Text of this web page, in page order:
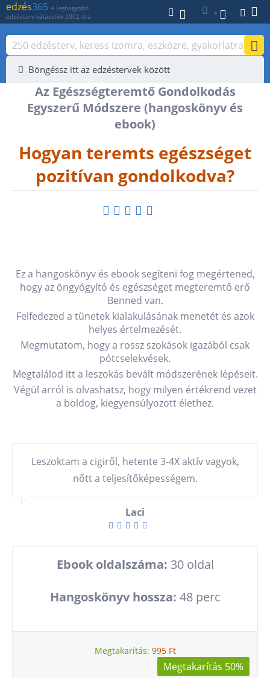
edzés365 A legnagyobb
edzésterv választék 2002 óta
-
Böngéssz itt az edzéstervek között
Az Egészségteremtő Gondolkodás
Egyszerű Módszere (hangoskönyv és
ebook)
Hogyan teremts egészséget
pozitívan gondolkodva?
Ez a hangoskönyv és ebook segíteni fog megértened,
hogy az öngyógyító és egészséget megteremtő erő
Benned van.
Felfedezed a tünetek kialakulásának menetét és azok
helyes értelmezését.
Megmutatom, hogy a rossz szokások igazából csak
pótcselekvések.
Megtalálod itt a leszokás bevált módszerének lépéseit.
Végül arról is olvashatsz, hogy milyen értékrend vezet
a boldog, kiegyensúlyozott élethez.
Leszoktam a cigiről, hetente 3-4X aktív vagyok,
nőtt a teljesítőképességem.
Laci
Ebook oldalszáma: 30 oldal
Hangoskönyv hossza: 48 perc
Megtakarítás: 995 Ft
Megtakarítás 50%